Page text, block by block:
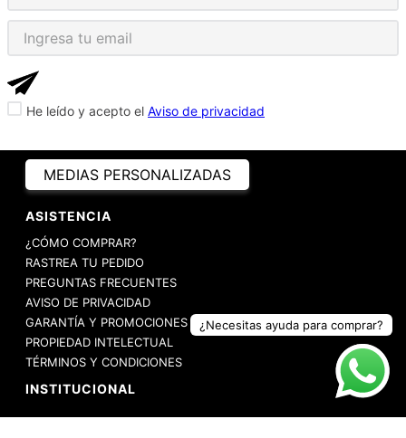
¿Necesitas ayuda para comprar?
He leído y acepto el Aviso de privacidad
MEDIAS PERSONALIZADAS
ASISTENCIA
¿CÓMO COMPRAR?
RASTREA TU PEDIDO
PREGUNTAS FRECUENTES
AVISO DE PRIVACIDAD
GARANTÍA Y PROMOCIONES
PROPIEDAD INTELECTUAL
TÉRMINOS Y CONDICIONES
INSTITUCIONAL